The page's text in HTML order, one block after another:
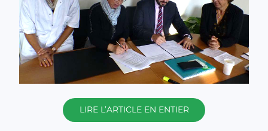
LIRE L’ARTICLE EN ENTIER